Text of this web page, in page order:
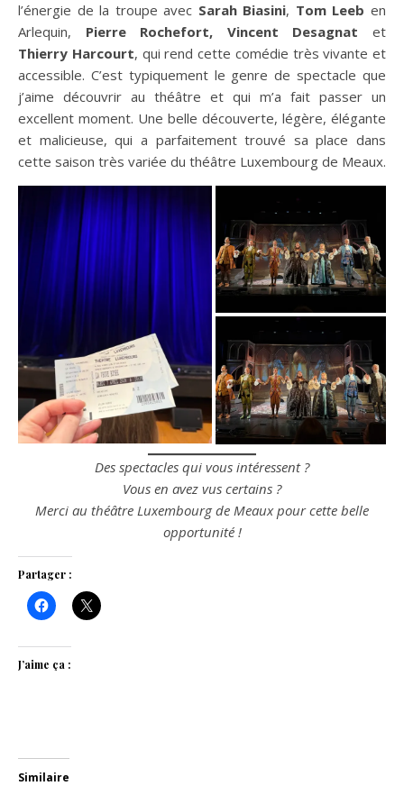
l’énergie de la troupe avec Sarah Biasini, Tom Leeb en
Arlequin, Pierre Rochefort, Vincent Desagnat et
Thierry Harcourt, qui rend cette comédie très vivante et
accessible. C’est typiquement le genre de spectacle que
j’aime découvrir au théâtre et qui m’a fait passer un
excellent moment. Une belle découverte, légère, élégante
et malicieuse, qui a parfaitement trouvé sa place dans
cette saison très variée du théâtre Luxembourg de Meaux.
Des spectacles qui vous intéressent ?
Vous en avez vus certains ?
Merci au théâtre Luxembourg de Meaux pour cette belle
opportunité !
Partager :
J’aime ça :
Similaire